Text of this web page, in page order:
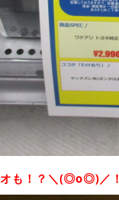
も！？＼(◎o◎)／！